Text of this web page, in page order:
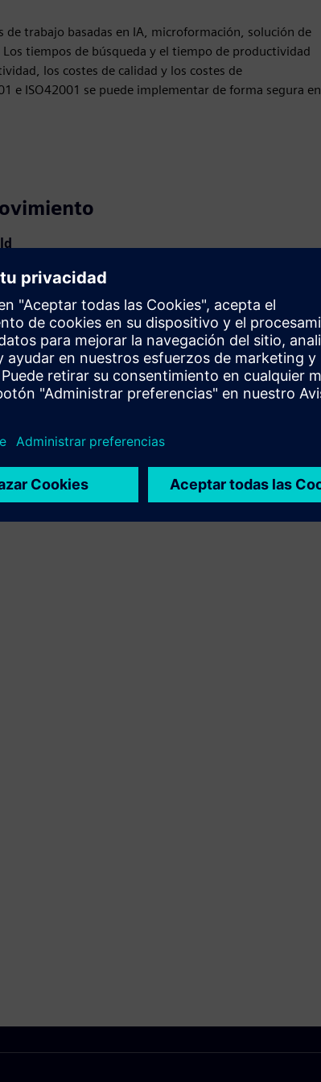
trabajo basadas en IA, microformación, solución de
tiempos de búsqueda y el tiempo de productividad
los costes de calidad y los costes de
e ISO42001 se puede implementar de forma segura en
mediante la creación de un nuevo producto, o
una nueva solución para el cliente mediante la
del producto Siemens Xcelerator y el
propio